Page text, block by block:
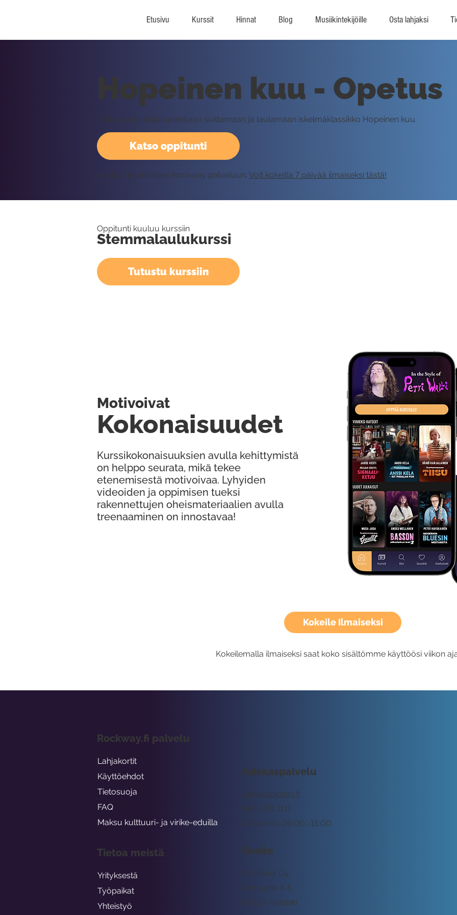
Etusivu Kurssit Hinnat Blog Musiikintekijöille Osta lahjaksi
Kokeile Ilmaiseksi
Kokeilemalla ilmaiseksi saat koko sisältömme käyttöösi viikon
Katso oppitunti
Hopeinen kuu - Opetus
Tällä oppitunnilla opetellaan soittamaan ja laulamaan iskelmäklassikko Hopeinen kuu.
Vaatii kirjautumisen Rockway palveluun. Voit kokeilla 7 päivää ilmaiseksi tästä!
Oppitunti kuuluu kurssiin
Stemmalaulukurssi
Tutustu kurssiin
Kurssikokonaisuuksien avulla kehittymistä
on helppo seurata, mikä tekee
etenemisestä motivoivaa. Lyhyiden
videoiden ja oppimisen tueksi
rakennettujen oheismateriaalien avulla
treenaaminen on innostavaa!
Kokonaisuudet
Motivoivat
Asiakaspalvelu
tuki@rockway.fi
Arkisin klo 09:00 -15:00
045 7731 1111
Osoite
Rockway Oy
Lemuntie 3-5
00510 Helsinki
Rockway.fi palvelu
Lahjakortit
Käyttöehdot
Tietosuoja
FAQ
Maksu kulttuuri- ja virike-eduilla
Tietoa meistä
Yrityksestä
Työpaikat
Yhteistyö